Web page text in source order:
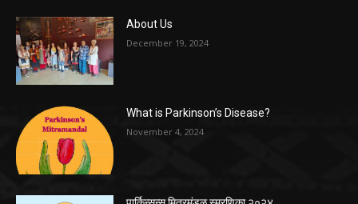
About Us
December 19, 2024
What is Parkinson’s Disease?
November 4, 2024